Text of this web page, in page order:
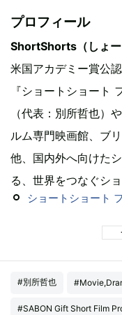
プロフィール
ShortShorts（しょー
米国アカデミー賞公
『ショートショート
（代表：別所哲也）
ルム専門映画館、ブ
他、国内外へ向けた
る、世界をつなぐシ
ショートショート
#別所哲也
#SABON Gift Short Film